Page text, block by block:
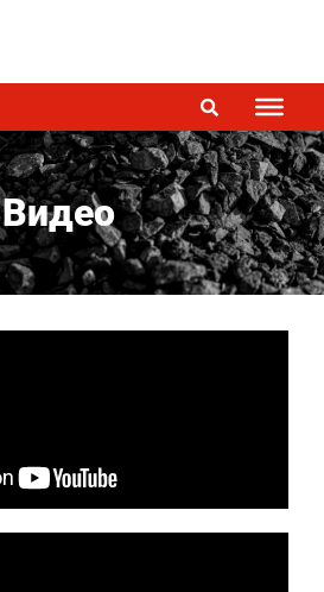
Видео